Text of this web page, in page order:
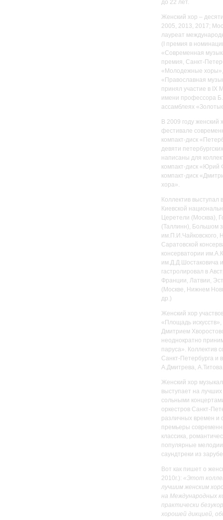
до 22 лет.
Женский хор –
2005, 2013, 2017;
лауреат
(I премия в
«Современная
премия, Санкт-
«Молодежные
«Православная
принял участие в
имени профессора
ассамблеях
В 2009 году
фестивале
компакт-диск
девяти
написаны для
компакт-диск «Юрий
компакт-диск
хора».
Коллектив
Киевской
Церетели (Москва),
(Таллинн), Большом
им.П.И.Чайковского,
Саратовской
консерватории
им.Д.Д.Шостаковича
гастролировал в
Франции, Латвии,
(Москве, Нижнем
др.)
Женский хор
«Площадь
Дмитрием
неоднократно
паруса». Коллектив
Санкт-Петербурга и
А.Дмитрева,
Женский хор
выступает на
сольными
оркестров Санкт-
различных времен и
премьеры
классика,
популярные
саундтреки из
Вот как пишет о
2010г.): «Этот
лучшим женским
на Международных
практически
хорошей дикцией,